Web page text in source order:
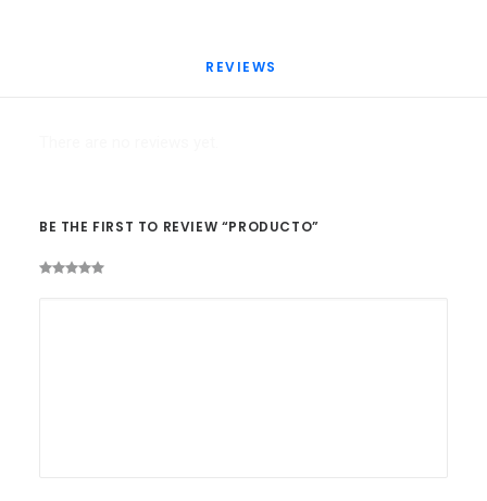
REVIEWS
BE THE FIRST TO REVIEW “PRODUCTO”